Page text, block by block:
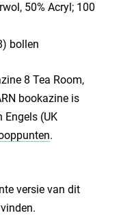
50% Acryl; 100
bollen
8 Tea Room,
bookazine is
Engels (UK
.
versie van dit